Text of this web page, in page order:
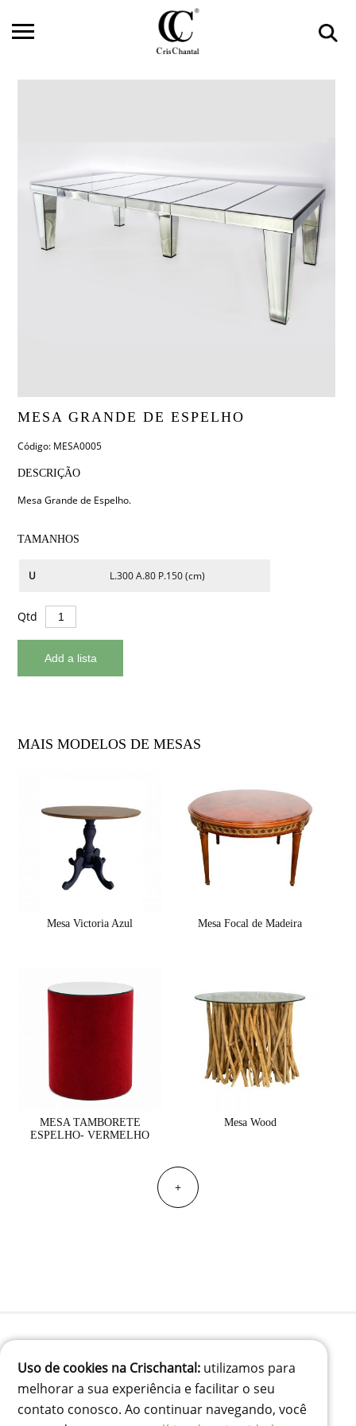
MESA GRANDE DE ESPELHO
Código: MESA0005
DESCRIÇÃO
Mesa Grande de Espelho.
TAMANHOS
U L.300 A.80 P.150 (cm)
Qtd
MAIS MODELOS DE MESAS
Mesa Victoria Azul Mesa Focal de Madeira
MESA TAMBORETE
ESPELHO- VERMELHO
Mesa Wood
+
(41) 99834-3707
contato@crischantal.com.br
Rua Durval jungles 240 - Pinheirinho, Curitiba-PR
Uso de cookies na Crischantal: utilizamos para
melhorar a sua experiência e facilitar o seu
contato conosco. Ao continuar navegando, você